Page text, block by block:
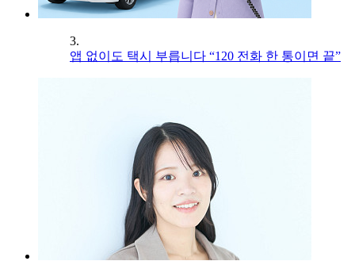
3.
앱 없이도 택시 부릅니다 “120 전화 한 통이면 끝”